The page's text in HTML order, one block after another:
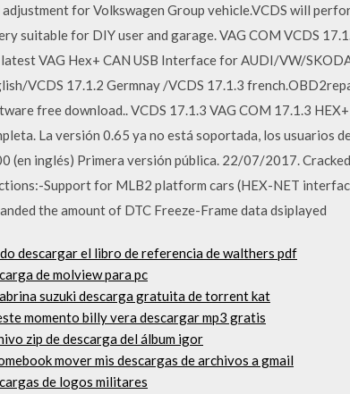
adjustment for Volkswagen Group vehicle.VCDS will
suitable for DIY user and garage. VAG COM VCDS
VAG Hex+ CAN USB Interface for AUDI/VW/
VCDS 17.1.2 Germnay /VCDS 17.1.3
free download.. VCDS 17.1.3 VAG COM 17.1.3
La versión 0.65 ya no está soportada, los usuarios
(en inglés) Primera versión pública. 22/07/2017.
Support for MLB2 platform cars (HEX-NET
the amount of DTC Freeze-Frame data dsiplayed
descargar el libro de referencia de walthers pdf
de molview para pc
suzuki descarga gratuita de torrent kat
momento billy vera descargar mp3 gratis
zip de descarga del álbum igor
mover mis descargas de archivos a gmail
de logos militares